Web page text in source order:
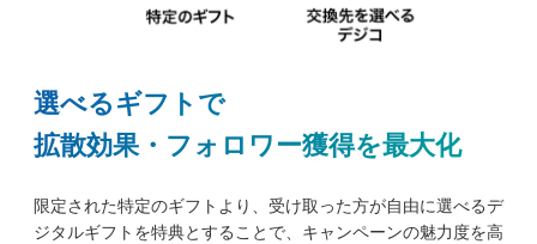
選べるギフトで
拡散効果・フォロワー獲得を最大化
限定された特定のギフトより、受け取った方が自由に選べるデ
ジタルギフトを特典とすることで、キャンペーンの魅力度を高